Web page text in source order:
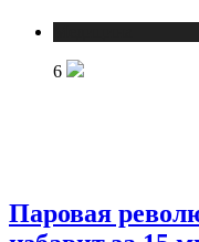
6
Паровая